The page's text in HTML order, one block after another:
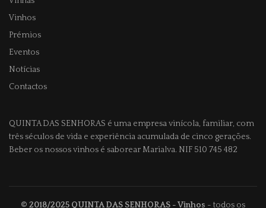
Vinhos
Prémios
Eventos
Notícias
Contactos
QUINTA DAS SENHORAS é uma empresa vinícola, familiar, com
três séculos de vida e experiência acumulada de cinco gerações.
Beber os nossos vinhos é saborear Marialva. NIF 510 745 482
© 2018/2025 QUINTA DAS SENHORAS - Vinhos - todos os